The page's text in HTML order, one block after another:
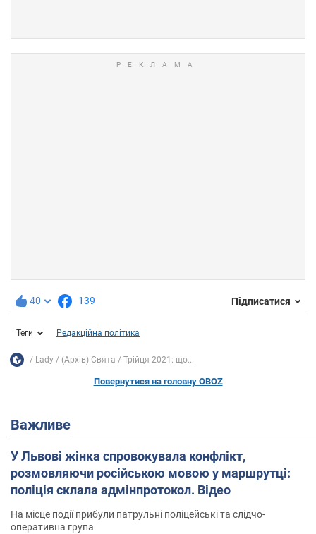
40 139 Підписатися
Теги Редакційна політика
Lady (Архів) Свята Трійця 2021: що...
Повернутися на головну OBOZ
Важливе
У Львові жінка спровокувала конфлікт,
розмовляючи російською мовою у маршрутці:
поліція склала адмінпротокол. Відео
На місце події прибули патрульні поліцейські та слідчо-
оперативна група